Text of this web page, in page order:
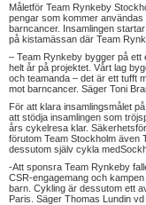
Måletför Team Rynkeby
pengar som kommer
barncancer. Insamlingen
på kistamässan där Team
– Team Rynkeby bygger på ett
helt år på projektet. Vårt lag
och teamanda – det är ett tufft
mot barncancer. Säger Toni
För att klara insamlingsmålet
att stödja insamlingen som
års cykelresa klar.
förutom Team Stockholm även
dessutom själv cykla
-Att sponsra Team Rynkeby
CSR-engagemang och
barn. Cykling är dessutom ett
Paris. Säger Thomas Lundin vd